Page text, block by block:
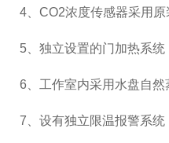
4 CO2浓度传感器采用
5 、独立设置的门加热系
6 、工作室内采用水盘自
7 、设有独立限温报警系